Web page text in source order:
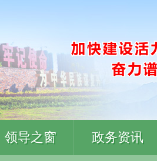
领导之窗 政务资讯